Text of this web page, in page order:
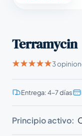
Terramycin
3
Entrega: 4–7 días
Principio activo: